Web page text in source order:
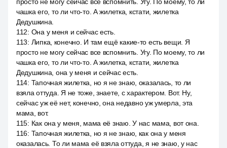
чашка его, то ли что-то. А жилетка, кстати, жилетка
Дедушкина.
112: Она у меня и сейчас есть.
113: Липка, конечно. И там ещё какие-то есть вещи. Я
просто не могу сейчас все вспомнить. Угу. По моему, то ли
чашка его, то ли что-то. А жилетка, кстати, жилетка
Дедушкина, она у меня и сейчас есть.
114: Тапочная жилетка, но я не знаю, оказалась, то ли
взяла оттуда. Я не тоже, знаете, с характером. Вот. Ну,
сейчас уж её нет, конечно, она недавно уж умерла, эта
мама, вот.
115: Как она у меня, мама её знаю. У нас мама, вот она.
116: Тапочная жилетка, но я не знаю, как она у меня
оказалась. То ли мама её взяла оттуда, я не знаю, у нас